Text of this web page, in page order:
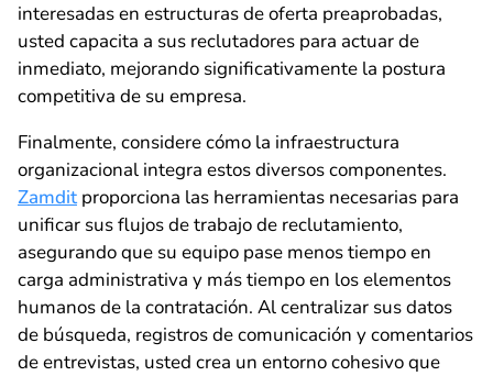
interesadas en estructuras de oferta preaprobadas,
usted capacita a sus reclutadores para actuar de
inmediato, mejorando significativamente la postura
competitiva de su empresa.
Finalmente, considere cómo la infraestructura
organizacional integra estos diversos componentes.
Zamditproporciona las herramientas necesarias para
unificar sus flujos de trabajo de reclutamiento,
asegurando que su equipo pase menos tiempo en
carga administrativa y más tiempo en los elementos
humanos de la contratación. Al centralizar sus datos
de búsqueda, registros de comunicación y comentarios
de entrevistas, usted crea un entorno cohesivo que